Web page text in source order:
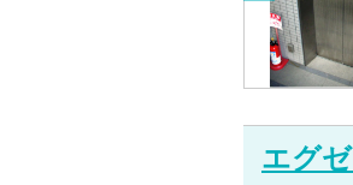
エグ